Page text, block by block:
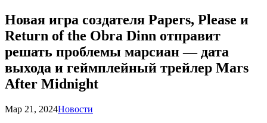
Новая игра создателя Papers, Please и
Return of the Obra Dinn отправит
решать проблемы марсиан — дата
выхода и геймплейный трейлер Mars
After Midnight
Мар 21, 2024Новости